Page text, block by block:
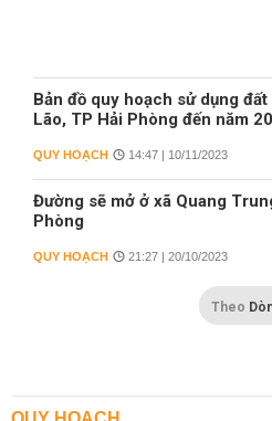
Bản đồ quy hoạch sử dụng
Lão, TP Hải Phòng đến năm
QUY HOẠCH 14:47 | 10/11/2023
Đường sẽ mở ở xã Quang
Phòng
QUY HOẠCH 21:27 | 20/10/2023
Theo